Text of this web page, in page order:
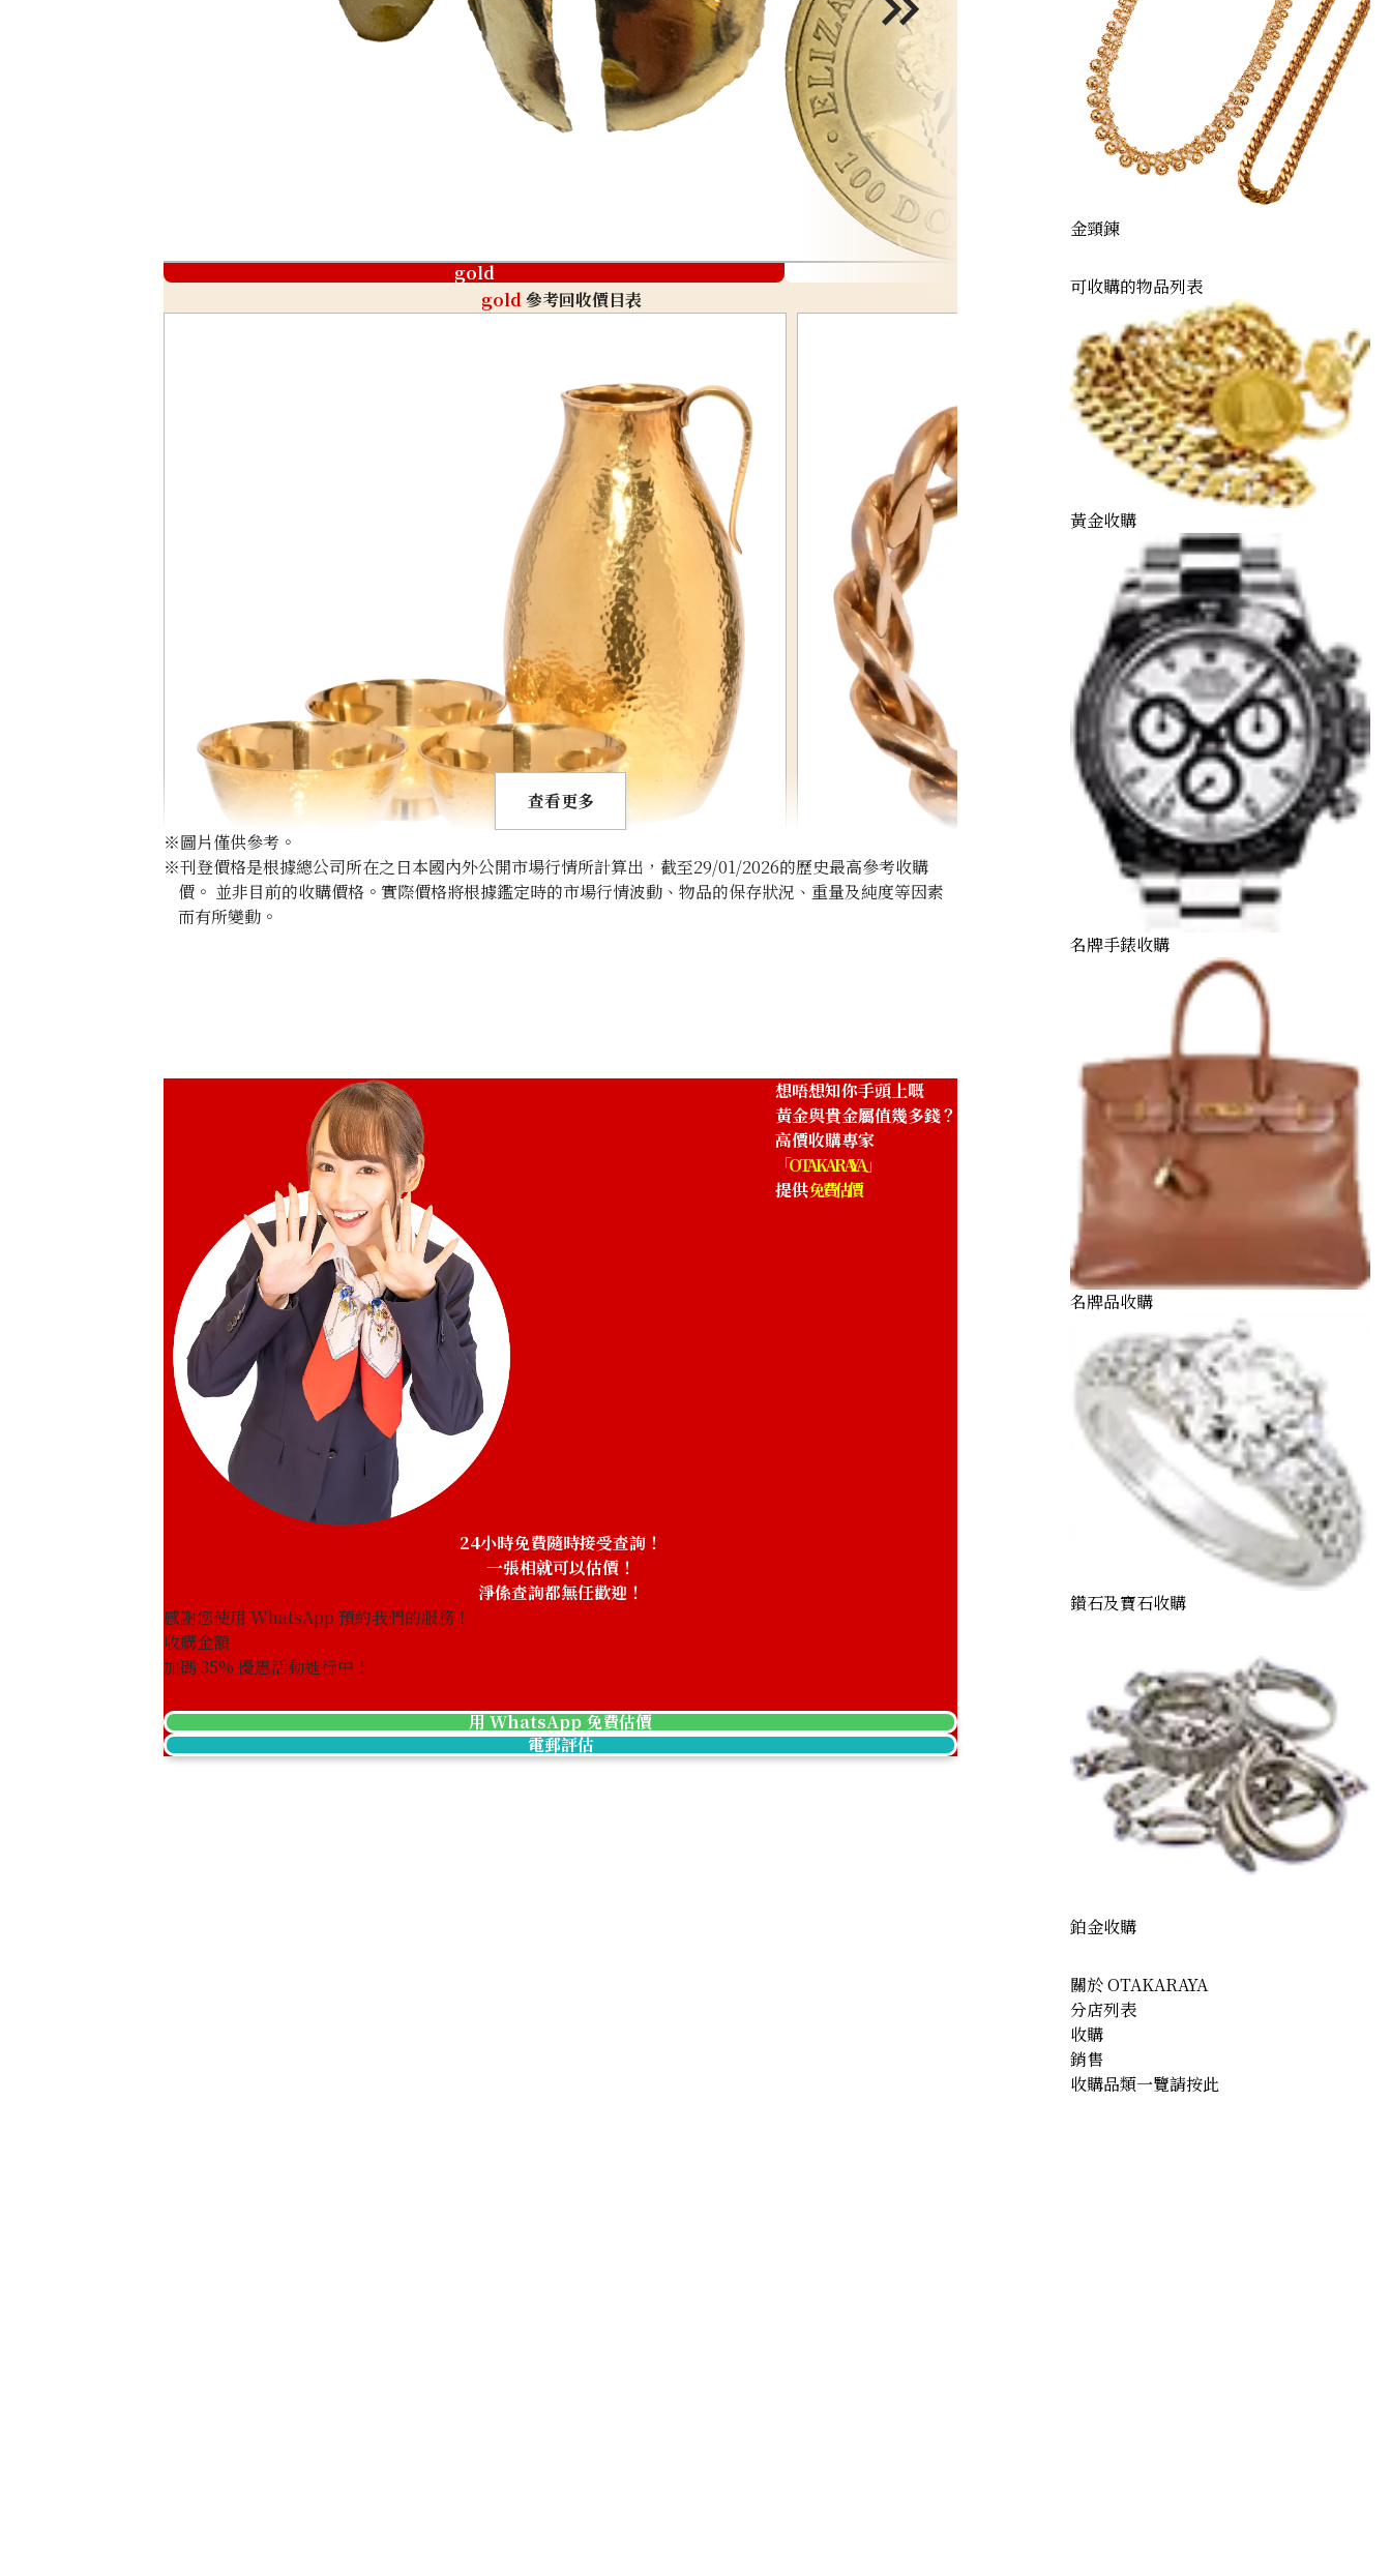
gold
kangaroo-kinka
gold參考回收價目表
18K gold (K18) Kihei ring
3.4g
參考回收價
HKD 3,539.54
3.2g
參考回收價
HKD 3,331.33
查看更多
※圖片僅供參考。
※刊登價格是根據總公司所在之日本國內外公開市場行情所計算出，截至29/01/2026的歷史最高參考收購
價。 並非目前的收購價格。實際價格將根據鑑定時的市場行情波動、物品的保存狀況、重量及純度等因素
而有所變動。
想唔想知你手頭上嘅
黃金與貴金屬值幾多錢？
高價收購專家
「OTAKARAYA」
提供免費估價
24小時免費隨時接受查詢！
一張相就可以估價！
淨係查詢都無任歡迎！
感謝您使用 WhatsApp 預約我們的服務！
收購金額
加碼35% 優惠活動進行中！
用 WhatsApp 免費估價
電郵評估
金頸鍊
可收購的物品列表
黃金收購
名牌手錶收購
名牌品收購
鑽石及寶石收購
鉑金收購
關於 OTAKARAYA
分店列表
收購
銷售
收購品類一覽請按此